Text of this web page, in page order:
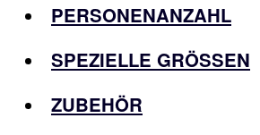
PERSONENANZAHL
SPEZIELLE GRÖSSEN
ZUBEHÖR